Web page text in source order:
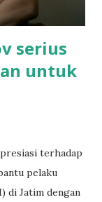
serius
untuk
terhadap
pelaku
di Jatim dengan